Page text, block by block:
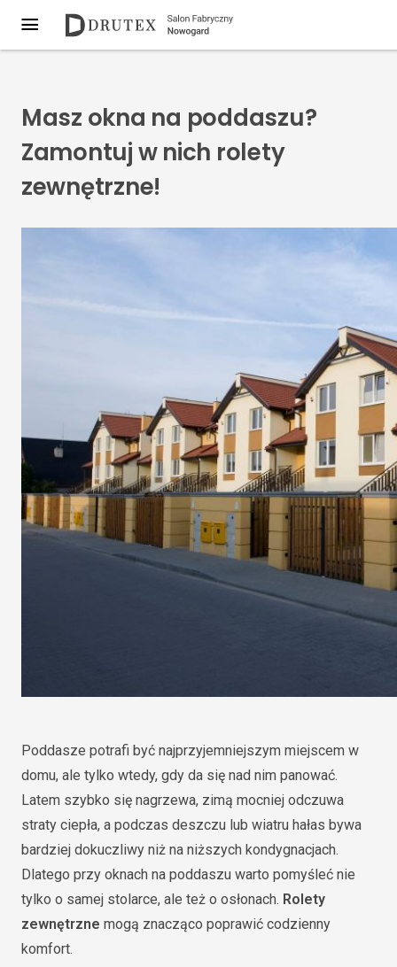
Masz okna na poddaszu?
Zamontuj w nich rolety
zewnętrzne!
Poddasze potrafi być najprzyjemniejszym miejscem w
domu, ale tylko wtedy, gdy da się nad nim panować.
Latem szybko się nagrzewa, zimą mocniej odczuwa
straty ciepła, a podczas deszczu lub wiatru hałas bywa
bardziej dokuczliwy niż na niższych kondygnacjach.
Dlatego przy oknach na poddaszu warto pomyśleć nie
tylko o samej stolarce, ale też o osłonach. Rolety
zewnętrzne mogą znacząco poprawić codzienny
komfort.